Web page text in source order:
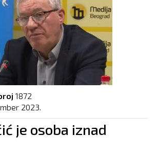
1872
2023.
je osoba iznad